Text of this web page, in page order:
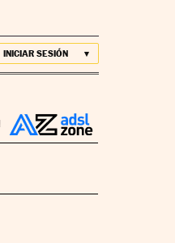
INICIAR SESIÓN